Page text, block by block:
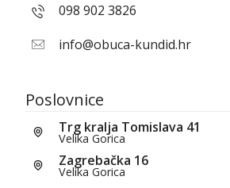
098 902 3826
info@obuca-kundid.hr
Poslovnice
Trg kralja Tomislava 41
Velika Gorica
Zagrebačka 16
Velika Gorica